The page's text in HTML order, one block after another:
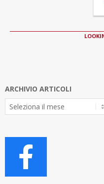
ARCHIVIO ARTICOLI
Archivio
Articoli